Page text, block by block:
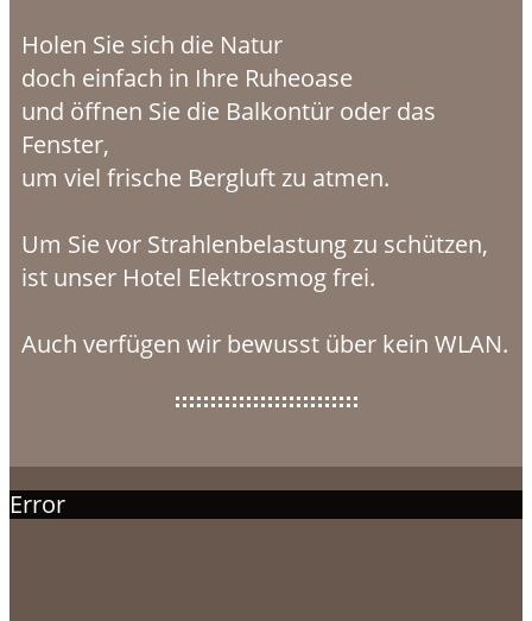
Holen Sie sich die Natur
doch einfach in Ihre Ruheoase
und öffnen Sie die Balkontür oder das
Fenster,
um viel frische Bergluft zu atmen.
Um Sie vor Strahlenbelastung zu schützen,
ist unser Hotel Elektrosmog frei.
Auch verfügen wir bewusst über kein WLAN.
Error